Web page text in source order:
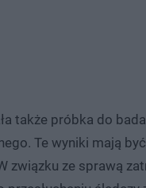
także próbka do
Te wyniki mają
związku ze sprawą